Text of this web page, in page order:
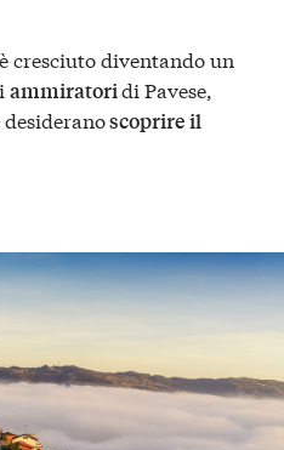
cresciuto diventando un
ammiratoridi Pavese,
scoprire il